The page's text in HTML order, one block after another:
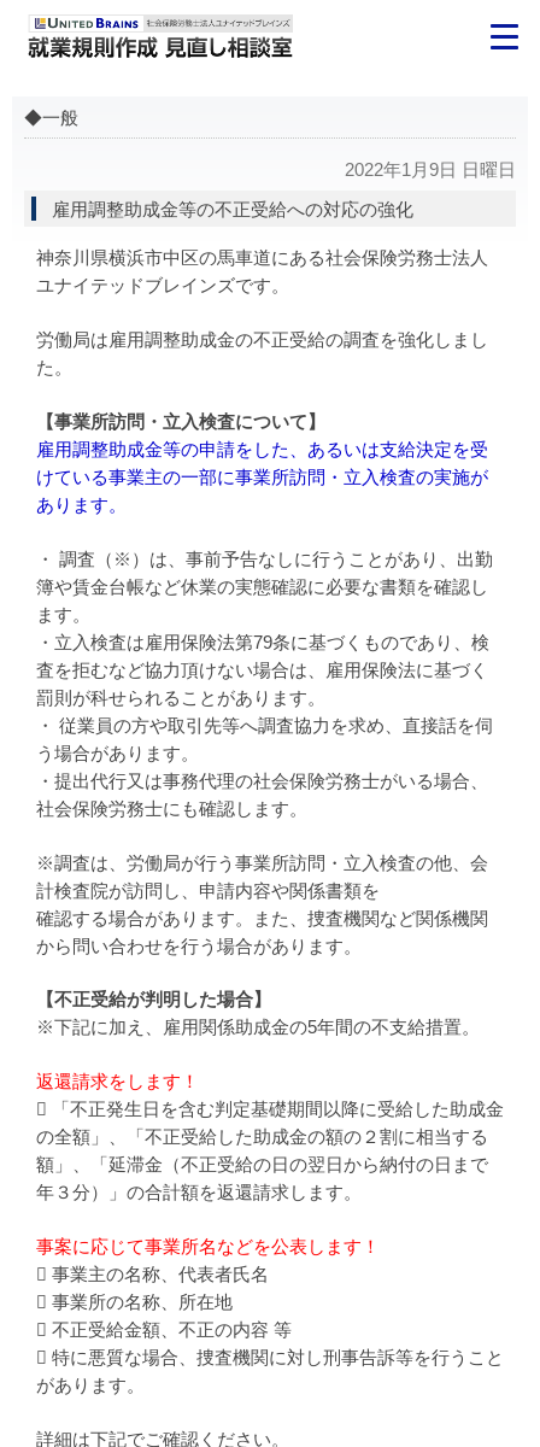
◆一般
2022年1月9日 日曜日
雇用調整助成金等の不正受給への対応の強化
神奈川県横浜市中区の馬車道にある社会保険労務士法人
ユナイテッドブレインズです。
労働局は雇用調整助成金の不正受給の調査を強化しまし
た。
【事業所訪問・立入検査について】
雇用調整助成金等の申請をした、あるいは支給決定を受
けている事業主の一部に事業所訪問・立入検査の実施が
あります。
・ 調査（※）は、事前予告なしに行うことがあり、出勤
簿や賃金台帳など休業の実態確認に必要な書類を確認し
ます。
・立入検査は雇用保険法第79条に基づくものであり、検
査を拒むなど協力頂けない場合は、雇用保険法に基づく
罰則が科せられることがあります。
・ 従業員の方や取引先等へ調査協力を求め、直接話を伺
う場合があります。
・提出代行又は事務代理の社会保険労務士がいる場合、
社会保険労務士にも確認します。
※調査は、労働局が行う事業所訪問・立入検査の他、会
計検査院が訪問し、申請内容や関係書類を
確認する場合があります。また、捜査機関など関係機関
から問い合わせを行う場合があります。
【不正受給が判明した場合】
※下記に加え、雇用関係助成金の5年間の不支給措置。
返還請求をします！
 「不正発生日を含む判定基礎期間以降に受給した助成金
の全額」、「不正受給した助成金の額の２割に相当する
額」、「延滞金（不正受給の日の翌日から納付の日まで
年３分）」の合計額を返還請求します。
事案に応じて事業所名などを公表します！
 事業主の名称、代表者氏名
 事業所の名称、所在地
 不正受給金額、不正の内容 等
 特に悪質な場合、捜査機関に対し刑事告訴等を行うこと
があります。
詳細は下記でご確認ください。